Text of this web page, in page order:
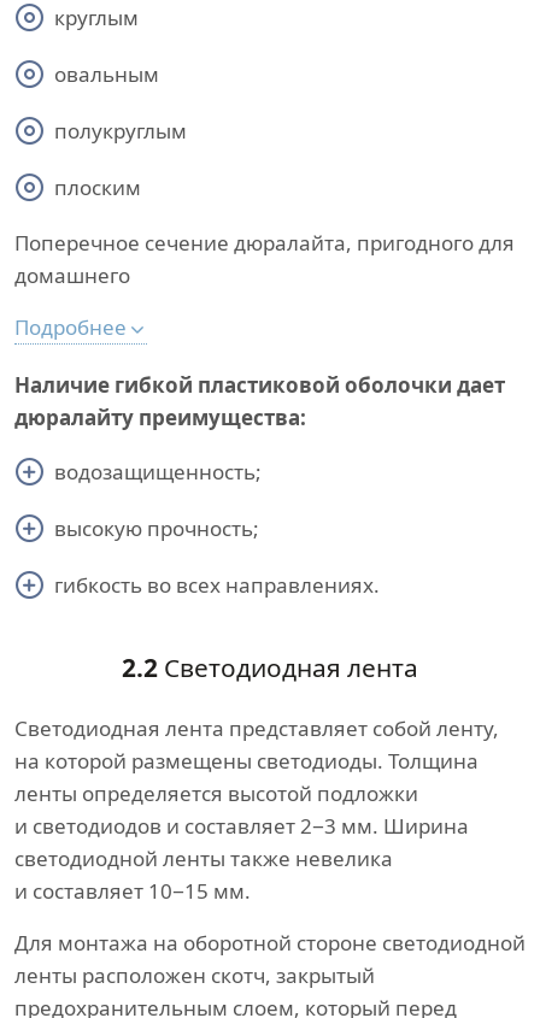
круглым
овальным
полукруглым
плоским
Поперечное сечение дюралайта, пригодного для
домашнего
Подробнее
Наличие гибкой пластиковой оболочки дает
дюралайту преимущества:
водозащищенность;
высокую прочность;
гибкость во всех направлениях.
2.2 Светодиодная лента
Светодиодная лента представляет собой ленту,
на которой размещены светодиоды. Толщина
ленты определяется высотой подложки
и светодиодов и составляет 2−3 мм. Ширина
светодиодной ленты также невелика
и составляет 10−15 мм.
Для монтажа на оборотной стороне светодиодной
ленты расположен скотч, закрытый
предохранительным слоем, который перед